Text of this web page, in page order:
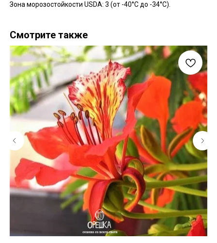
Зона морозостойкости USDA: 3 (от -40°C до -34°C).
Смотрите также